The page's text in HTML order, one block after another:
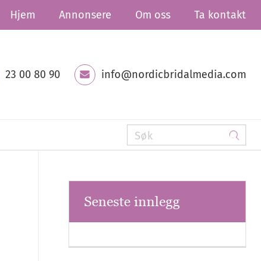
Hjem Annonsere Om oss Ta kontakt
23 00 80 90 info@nordicbridalmedia.com
Seneste innlegg